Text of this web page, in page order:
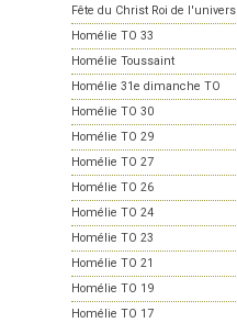
Fête du Christ Roi de l'univers
Homélie TO 33
Homélie Toussaint
Homélie 31e dimanche TO
Homélie TO 30
Homélie TO 29
Homélie TO 27
Homélie TO 26
Homélie TO 24
Homélie TO 23
Homélie TO 21
Homélie TO 19
Homélie TO 17